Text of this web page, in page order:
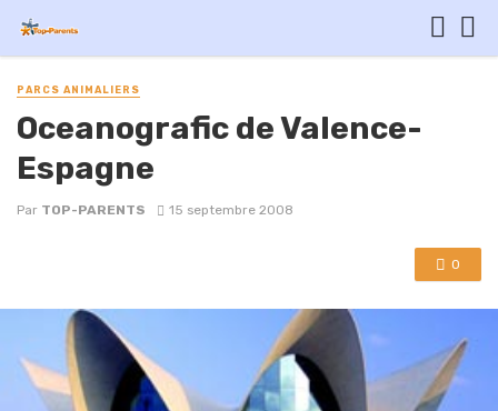
PARCS ANIMALIERS
Oceanografic de Valence-
Espagne
Par TOP-PARENTS 15 septembre 2008
0